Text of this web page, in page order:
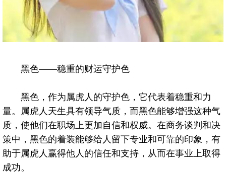
黑色——稳重的财运守护色
黑色，作为属虎人的守护色，它代表着稳重和力
量。属虎人天生具有领导气质，而黑色能够增强这种气
质，使他们在职场上更加自信和权威。在商务谈判和决
策中，黑色的着装能够给人留下专业和可靠的印象，有
助于属虎人赢得他人的信任和支持，从而在事业上取得
成功。